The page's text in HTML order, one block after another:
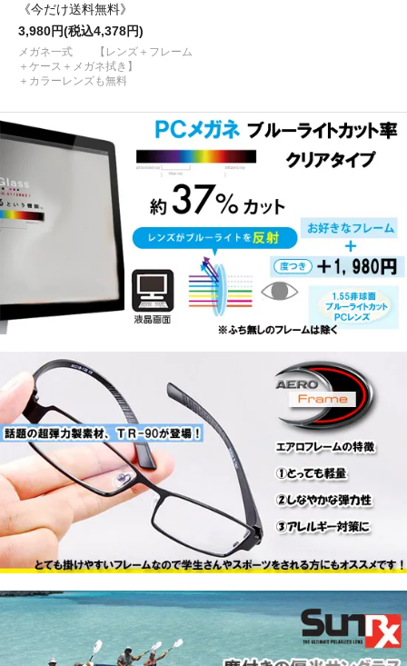
《今だけ送料無料》
3,980円(税込4,378円)
メガネ一式 【レンズ＋フレーム
＋ケース＋メガネ拭き】
＋カラーレンズも無料